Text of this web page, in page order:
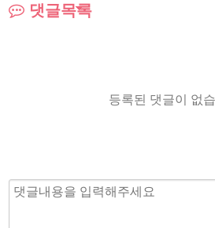
댓글목록
등록된 댓글이 없